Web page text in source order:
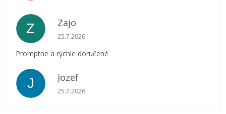
Z Zajo
Hodnotenie obchodu je 5 z 5 hviezdičiek.
25.7.2026
Promptne a rýchle doručené
J Jozef
Hodnotenie obchodu je 5 z 5 hviezdičiek.
25.7.2026